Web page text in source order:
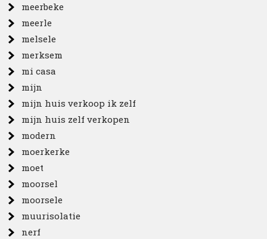
meerbeke
meerle
melsele
merksem
mi casa
mijn
mijn huis verkoop ik zelf
mijn huis zelf verkopen
modern
moerkerke
moet
moorsel
moorsele
muurisolatie
nerf